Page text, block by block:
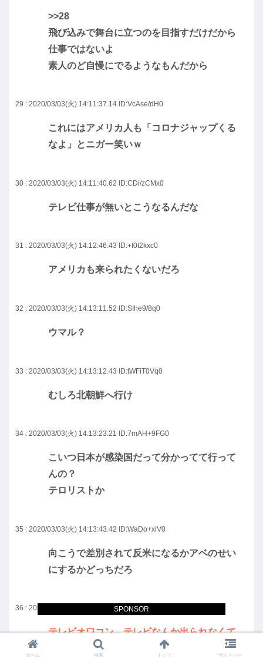
SPONSOR
>>28
飛び込みで舞台に立つのを目指すだけだから
仕事ではないよ
素人のど自慢にでるようなもんだから
29 : 2020/03/03(火) 14:11:37.14 ID:VcAse/dH0
これにはアメリカ人も「コロナジャップくる
なよ」とニガー笑いｗ
30 : 2020/03/03(火) 14:11:40.62 ID:CDi/zCMx0
テレビ仕事が無いとこうなるんだな
31 : 2020/03/03(火) 14:12:46.43 ID:+I0t2kxc0
アメリカも来られたくないだろ
32 : 2020/03/03(火) 14:13:11.52 ID:SIhe9/8q0
ウマル？
33 : 2020/03/03(火) 14:13:12.43 ID:tWFiT0Vq0
むしろ北朝鮮へ行け
34 : 2020/03/03(火) 14:13:23.21 ID:7mAH+9FG0
こいつ日本が感染国だって分かってて行って
んの？
テロリストか
35 : 2020/03/03(火) 14:13:43.42 ID:WaDo+xiV0
向こうで差別されて反米になるかアベのせい
にするかどっちだろ
36 : 2020/03/03(火) 14:13:47.23ID:N8xivjEb0
テレビオワコン、テレビなんか出られなくて
いいとか言ってたな
ホーム 検索 トップ サイドバー